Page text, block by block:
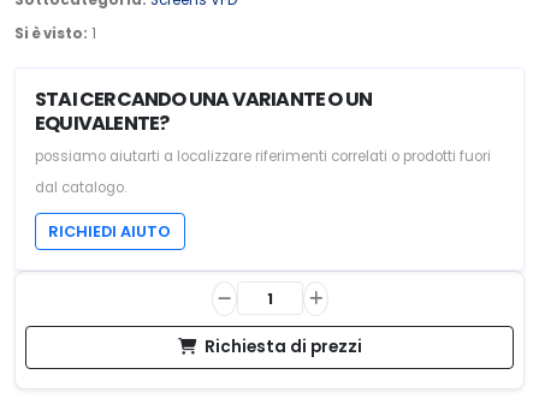
Si è visto: 1
STAI CERCANDO UNA VARIANTE O UN
EQUIVALENTE?
possiamo aiutarti a localizzare riferimenti correlati o prodotti fuori
dal catalogo.
RICHIEDI AIUTO
Richiesta di prezzi